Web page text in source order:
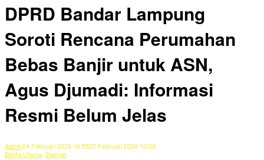
DPRD Bandar Lampung
Soroti Rencana Perumahan
Bebas Banjir untuk ASN,
Agus Djumadi: Informasi
Resmi Belum Jelas
Admin24 Februari 2026 16:5527 Februari 2026 10:58
Berita Utama, Daerah